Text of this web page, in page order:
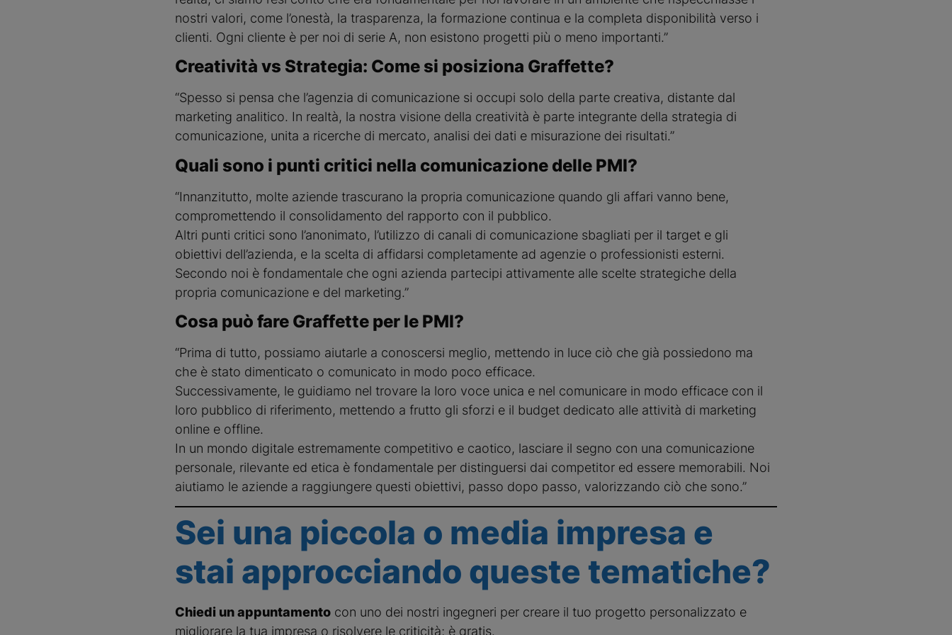
nostri valori, come l’onestà, la trasparenza, la formazione continua e la completa disponibilità verso i
clienti. Ogni cliente è per noi di serie A, non esistono progetti più o meno importanti.”
Creatività vs Strategia: Come si posiziona Graffette?
“Spesso si pensa che l’agenzia di comunicazione si occupi solo della parte creativa, distante dal
marketing analitico. In realtà, la nostra visione della creatività è parte integrante della strategia di
comunicazione, unita a ricerche di mercato, analisi dei dati e misurazione dei risultati.”
Quali sono i punti critici nella comunicazione delle PMI?
“Innanzitutto, molte aziende trascurano la propria comunicazione quando gli affari vanno bene,
compromettendo il consolidamento del rapporto con il pubblico.
Altri punti critici sono l’anonimato, l’utilizzo di canali di comunicazione sbagliati per il target e gli
obiettivi dell’azienda, e la scelta di affidarsi completamente ad agenzie o professionisti esterni.
Secondo noi è fondamentale che ogni azienda partecipi attivamente alle scelte strategiche della
propria comunicazione e del marketing.”
Cosa può fare Graffette per le PMI?
“Prima di tutto, possiamo aiutarle a conoscersi meglio, mettendo in luce ciò che già possiedono ma
che è stato dimenticato o comunicato in modo poco efficace.
Successivamente, le guidiamo nel trovare la loro voce unica e nel comunicare in modo efficace con il
loro pubblico di riferimento, mettendo a frutto gli sforzi e il budget dedicato alle attività di marketing
online e offline.
In un mondo digitale estremamente competitivo e caotico, lasciare il segno con una comunicazione
personale, rilevante ed etica è fondamentale per distinguersi dai competitor ed essere memorabili. Noi
aiutiamo le aziende a raggiungere questi obiettivi, passo dopo passo, valorizzando ciò che sono.”
Sei una piccola o media impresa e
stai approcciando queste tematiche?
Chiedi un appuntamento con uno dei nostri ingegneri per creare il tuo progetto personalizzato e
migliorare la tua impresa o risolvere le criticità; è gratis.